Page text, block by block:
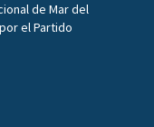
de Mar del
el Partido